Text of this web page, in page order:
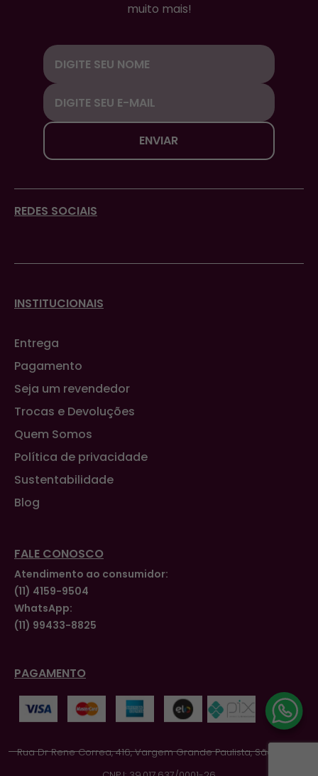
muito mais!
ENVIAR
REDES SOCIAIS
INSTITUCIONAIS
Entrega
Pagamento
Seja um revendedor
Trocas e Devoluções
Quem Somos
Política de privacidade
Sustentabilidade
Blog
FALE CONOSCO
Atendimento ao consumidor:
(11) 4159-9504
WhatsApp:
(11) 99433-8825
PAGAMENTO
Rua Dr Rene Correa, 416, Vargem Grande Paulista, São Paulo